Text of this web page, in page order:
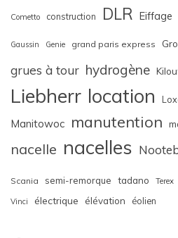
Cometto construction DLR Eiffage
Gaussin Genie grand paris express
grues à tour hydrogène
Liebherr location
Manitowoc manutention
nacelle nacelles
Scania semi-remorque tadano Terex
Vinci électrique élévation éolien